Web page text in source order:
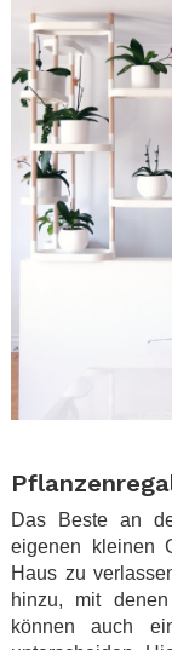
Das Beste an
eigenen kleinen
Haus zu
hinzu, mit
können auch